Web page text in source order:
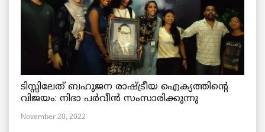
ടിസ്സിലേത് ബഹുജന രാഷ്ട്രീയ ഐക്യത്തിന്റെ
വിജയം: നിദാ പർവീൻ സംസാരിക്കുന്നു
November 20, 2022